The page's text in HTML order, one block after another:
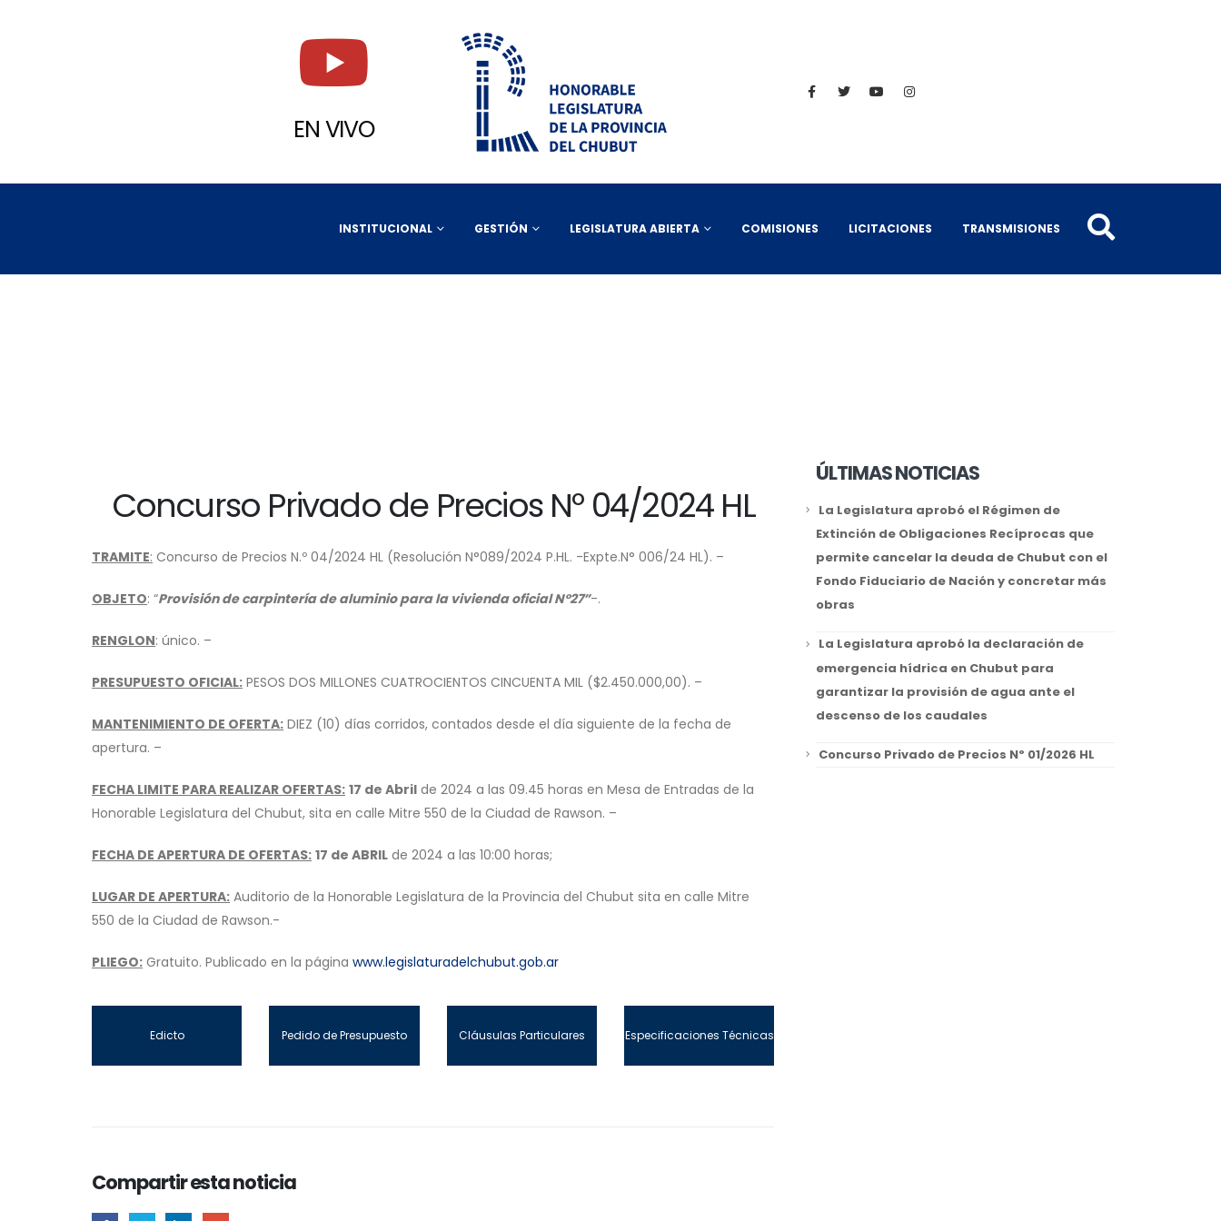
EN VIVO
INSTITUCIONAL GESTIÓN LEGISLATURA ABIERTA COMISIONES LICITACIONES TRANSMISIONES
Concurso Privado de Precios Nº 04/2024 HL
TRAMITE: Concurso de Precios N.º 04/2024 HL (Resolución N°089/2024 P.HL. -Expte.N° 006/24 HL). –
OBJETO: “Provisión de carpintería de aluminio para la vivienda oficial N°27”-.
RENGLON: único. –
PRESUPUESTO OFICIAL: PESOS DOS MILLONES CUATROCIENTOS CINCUENTA MIL ($2.450.000,00). –
MANTENIMIENTO DE OFERTA: DIEZ (10) días corridos, contados desde el día siguiente de la fecha de
apertura. –
FECHA LIMITE PARA REALIZAR OFERTAS: 17 de Abril de 2024 a las 09.45 horas en Mesa de Entradas de la
Honorable Legislatura del Chubut, sita en calle Mitre 550 de la Ciudad de Rawson. –
FECHA DE APERTURA DE OFERTAS: 17 de ABRIL de 2024 a las 10:00 horas;
LUGAR DE APERTURA: Auditorio de la Honorable Legislatura de la Provincia del Chubut sita en calle Mitre
550 de la Ciudad de Rawson.-
PLIEGO: Gratuito. Publicado en la páginawww.legislaturadelchubut.gob.ar
Edicto Pedido de Presupuesto Cláusulas Particulares Especificaciones Técnicas
Compartir esta noticia
ÚLTIMAS NOTICIAS
La Legislatura aprobó el Régimen de
Extinción de Obligaciones Recíprocas que
permite cancelar la deuda de Chubut con el
Fondo Fiduciario de Nación y concretar más
obras
La Legislatura aprobó la declaración de
emergencia hídrica en Chubut para
garantizar la provisión de agua ante el
descenso de los caudales
Concurso Privado de Precios Nº 01/2026 HL